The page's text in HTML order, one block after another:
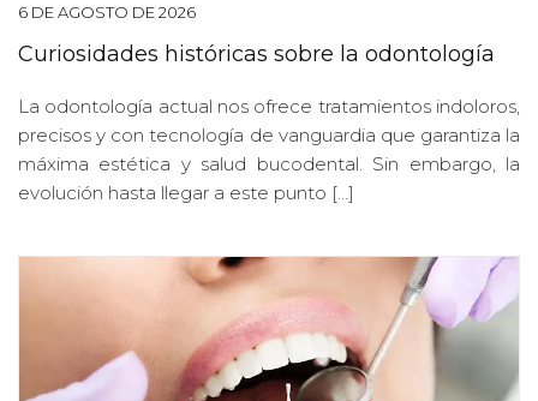
6 DE AGOSTO DE 2026
Curiosidades históricas sobre la odontología
La odontología actual nos ofrece tratamientos indoloros,
precisos y con tecnología de vanguardia que garantiza la
máxima estética y salud bucodental. Sin embargo, la
evolución hasta llegar a este punto […]